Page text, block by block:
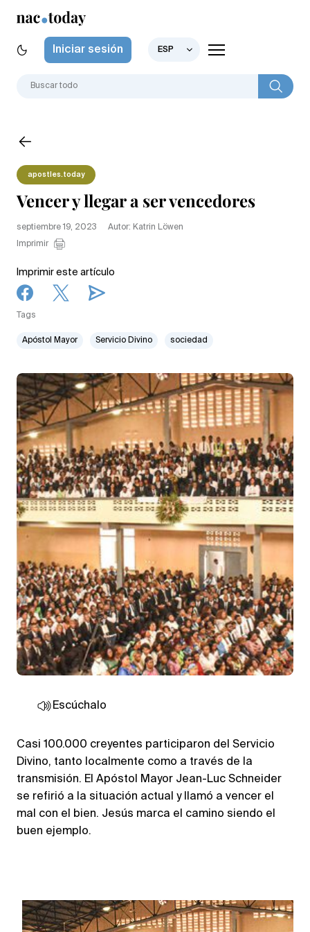
Iniciar sesión ESP
apostles.today
Vencer y llegar a ser vencedores
septiembre 19, 2023
Autor: Katrin Löwen
Imprimir
Imprimir este artículo
Tags
Apóstol Mayor Servicio Divino sociedad
Escúchalo
Casi 100.000 creyentes participaron del Servicio
Divino, tanto localmente como a través de la
transmisión. El Apóstol Mayor Jean-Luc Schneider
se refirió a la situación actual y llamó a vencer el
mal con el bien. Jesús marca el camino siendo el
buen ejemplo.